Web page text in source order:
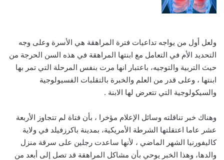
ولعل أول من يواجه تداعيات فترة المراهقة هي الأسرة وعلى وجه
التحديد الأم في التعامل مع ابنتها المراهقة في هذه السن الحرجة من
حيث التربية والتوجيه، باعتبار انها مرت بنفس المرحلة التي تمر بها
ابنتها ، وعلى قدر من العلم والخبرة بالتقلبات الفسيولوجية
والسيكولوجية التي تتعرض لها الابنة .
وهناك خبر تناقلته وسائل الإعلام مؤخرا ، بأن فتاة لم تتجاوز الأربعة
عشر عاما اعتقلتها الشرطة الأمريكية، بمدينة باكرزفيلد في ولاية
كاليفورنيا الشهر الماضي ، لأنها ساعدت رجلين على سرقة منزل
والدها، وهذا الخبر يوحي بأن مشاكل المراهقة قد تصل إلى أبعد من